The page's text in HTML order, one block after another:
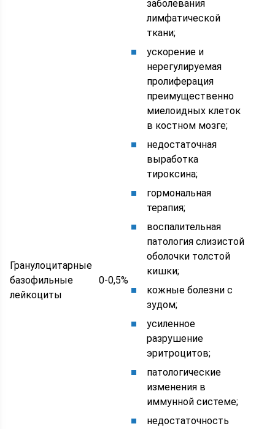
Гранулоцитарные
базофильные
лейкоциты
0-0,5%
заболевания
лимфатической
ткани;
ускорение и
нерегулируемая
пролиферация
преимущественно
миелоидных клеток
в костном мозге;
недостаточная
выработка
тироксина;
гормональная
терапия;
воспалительная
патология слизистой
оболочки толстой
кишки;
кожные болезни с
зудом;
усиленное
разрушение
эритроцитов;
патологические
изменения в
иммунной системе;
недостаточность